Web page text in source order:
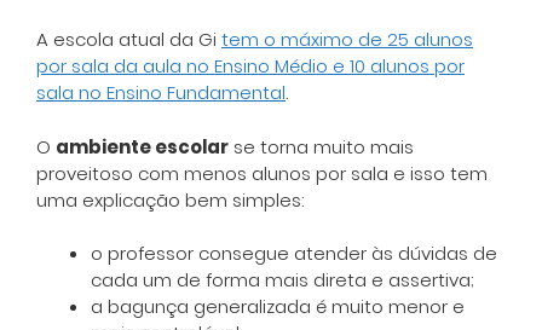
A escola atual da Gi tem o máximo de 25 alunos
por sala da aula no Ensino Médio e 10 alunos por
sala no Ensino Fundamental.
O ambiente escolar se torna muito mais
proveitoso com menos alunos por sala e isso tem
uma explicação bem simples:
o professor consegue atender às dúvidas de
cada um de forma mais direta e assertiva;
a bagunça generalizada é muito menor e